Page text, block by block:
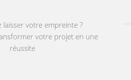
laisser votre empreinte ?
votre projet en une
réussite